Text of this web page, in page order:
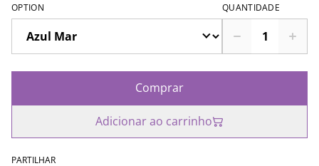
OPTION QUANTIDADE
Comprar
Adicionar ao carrinho
PARTILHAR